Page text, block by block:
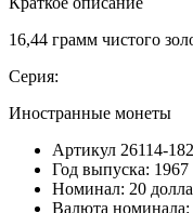
16,44 грамм чистого
Серия:
Иностранные монеты
Артикул 26114-
Год выпуска: 1967
Номинал: 20
Валюта номинала: